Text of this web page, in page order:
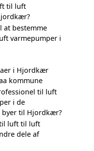
til luft
at bestemme
varmepumper i
i Hjordkær
kommune
til luft
i de
til Hjordkær?
luft til luft
dele af